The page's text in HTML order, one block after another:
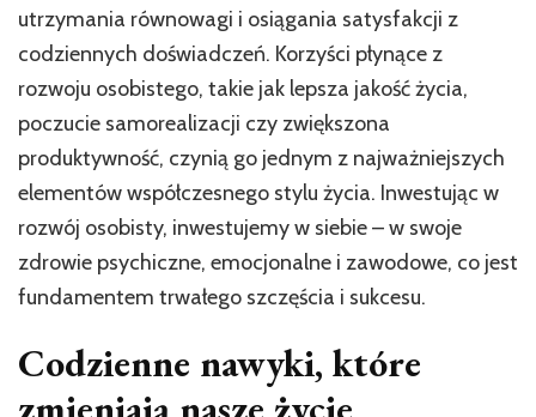
utrzymania równowagi i osiągania satysfakcji z
codziennych doświadczeń. Korzyści płynące z
rozwoju osobistego, takie jak lepsza jakość życia,
poczucie samorealizacji czy zwiększona
produktywność, czynią go jednym z najważniejszych
elementów współczesnego stylu życia. Inwestując w
rozwój osobisty, inwestujemy w siebie – w swoje
zdrowie psychiczne, emocjonalne i zawodowe, co jest
fundamentem trwałego szczęścia i sukcesu.
Codzienne nawyki, które